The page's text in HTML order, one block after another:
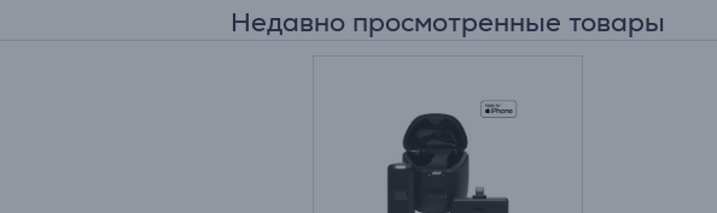
Недавно просмотренные товары